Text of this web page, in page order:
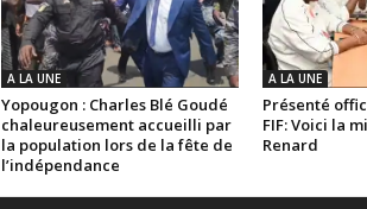
A LA UNE
Yopougon : Charles Blé Goudé
chaleureusement accueilli par
la population lors de la fête de
l’indépendance
A LA UNE
Présenté
FIF: Voici la
Renard